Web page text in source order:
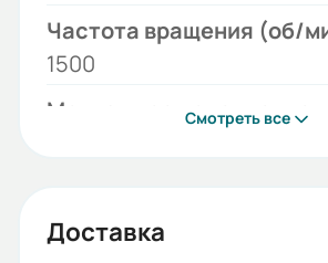
Частота вращения (об/
1500
Монтажное исполнение:
220/380
Смотреть все
Доставка